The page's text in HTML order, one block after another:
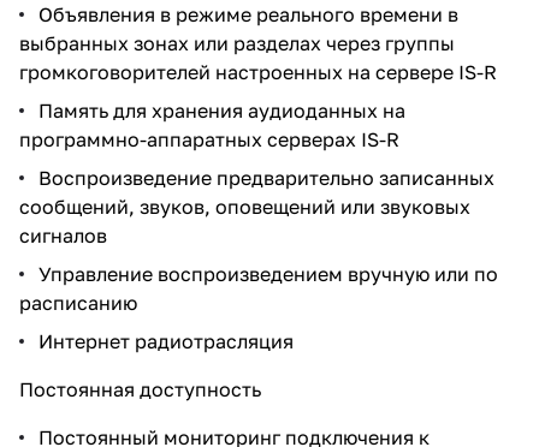
Объявления в режиме реального времени в
выбранных зонах или разделах через группы
громкоговорителей настроенных на сервере IS-R
Память для хранения аудиоданных на
программно-аппаратных серверах IS-R
Воспроизведение предварительно записанных
сообщений, звуков, оповещений или звуковых
сигналов
Управление воспроизведением вручную или по
расписанию
Интернет радиотрасляция
Постоянная доступность
Постоянный мониторинг подключения к